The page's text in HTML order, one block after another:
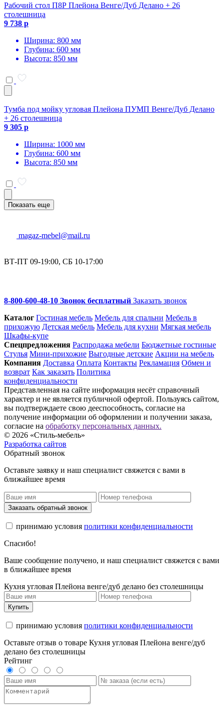
Рабочий стол П8Р Плейона Венге/Дуб Делано + 26
столешница
9 738 р
Ширина: 800 мм
Глубина: 600 мм
Высота: 850 мм
Тумба под мойку угловая Плейона ПУМП Венге/Дуб Делано
+ 26 столешница
9 305 р
Ширина: 1000 мм
Глубина: 600 мм
Высота: 850 мм
Показать еще
magaz-mebel@mail.ru
ВТ-ПТ 09-19:00, СБ 10-17:00
8-800-600-48-10 Звонок бесплатный Заказать звонок
Каталог Гостиная мебель Мебель для спальни Мебель в
прихожую Детская мебель Мебель для кухни Мягкая мебель
Шкафы-купе
Спец­предложения Распродажа мебели Бюджетные гостиные
Стулья Мини-прихожие Выгодные детские Акции на мебель
Компания Доставка Оплата Контакты Рекламация Обмен и
возврат Как заказать Политика
конфиденциальности
Представленная на сайте информация несёт справочный
характер и не является публичной офертой. Пользуясь сайтом,
вы подтверждаете свою дееспособность, согласие на
получение информации об оформлении и получении заказа,
согласие на обработку персональных данных.
© 2026 «Стиль-мебель»
Разработка сайтов
Обратный звонок
Оставьте заявку и наш специалист свяжется с вами в
ближайшее время
Заказать обратный звонок
принимаю условия политики конфиденциальности
Спасибо!
Ваше сообщение получено, и наш специалист свяжется с вами
в ближайшее время
Кухня угловая Плейона венге/дуб делано без столешницы
Купить
принимаю условия политики конфиденциальности
Оставьте отзыв о товаре Кухня угловая Плейона венге/дуб
делано без столешницы
Рейтинг